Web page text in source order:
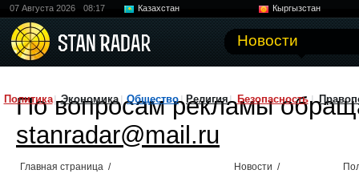
07 Августа 2026 08:17 Казахстан
Кыргызстан
Новости
Политика Экономика Общество Религия Безопасность
По вопросам рекламы
stanradar@mail.ru
Главная страница / Новости /